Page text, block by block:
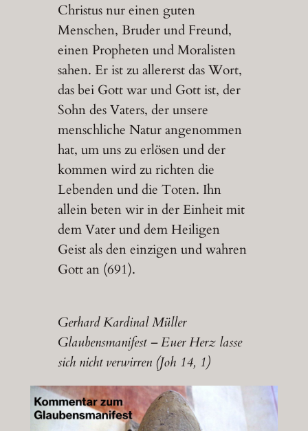
Christus nur einen guten
Menschen, Bruder und Freund,
einen Propheten und Moralisten
sahen. Er ist zu allererst das Wort,
das bei Gott war und Gott ist, der
Sohn des Vaters, der unsere
menschliche Natur angenommen
hat, um uns zu erlösen und der
kommen wird zu richten die
Lebenden und die Toten. Ihn
allein beten wir in der Einheit mit
dem Vater und dem Heiligen
Geist als den einzigen und wahren
Gott an (691).
Gerhard Kardinal Müller
Glaubensmanifest – Euer Herz lasse
sich nicht verwirren (Joh 14, 1)